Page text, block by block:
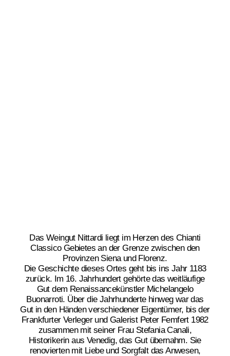
Das Weingut Nittardi liegt im Herzen des Chianti
Classico Gebietes an der Grenze zwischen den
Provinzen Siena und Florenz.
Die Geschichte dieses Ortes geht bis ins Jahr 1183
zurück. Im 16. Jahrhundert gehörte das weitläufige
Gut dem Renaissancekünstler Michelangelo
Buonarroti. Über die Jahrhunderte hinweg war das
Gut in den Händen verschiedener Eigentümer, bis der
Frankfurter Verleger und Galerist Peter Femfert 1982
zusammen mit seiner Frau Stefania Canali,
Historikerin aus Venedig, das Gut übernahm. Sie
renovierten mit Liebe und Sorgfalt das Anwesen,